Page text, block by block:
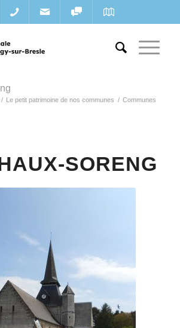
/ Le petit patrimoine de nos communes / Communes
SORENG